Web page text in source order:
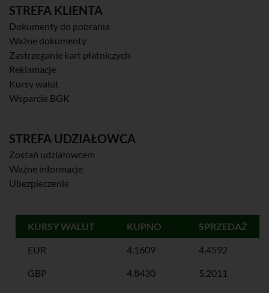
STREFA KLIENTA
Dokumenty do pobrania
Ważne dokumenty
Zastrzeganie kart płatniczych
Reklamacje
Kursy walut
Wsparcie BGK
STREFA UDZIAŁOWCA
Zostań udziałowcem
Ważne informacje
Ubezpieczenie
KURSY WALUT KUPNO SPRZEDAŻ
EUR 4.1609 4.4592
GBP 4.8430 5.2011